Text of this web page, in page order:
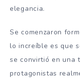
elegancia.
Se comenzaron
lo increíble es que
se convirtió en una
protagonistas